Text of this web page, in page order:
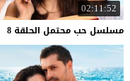
02:11:52
مسلسل حب محتمل الحلقة 8